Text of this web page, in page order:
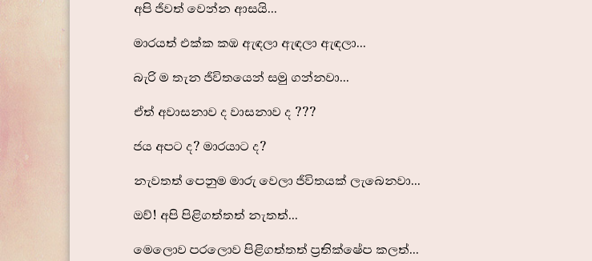
අපි ජීවත් වෙන්න ආසයි...
මාරයත් එක්ක කඹ ඇඳලා ඇඳලා ඇඳලා...
බැරි ම තැන ජීවිතයෙන් සමු ගන්නවා...
ඒත් අවාසනාව ද වාසනාව ද ???
ජය අපට ද? මාරයාට ද?
නැවතත් පෙනුම මාරු වෙලා ජීවිතයක් ලැබෙනවා...
ඔව්! අපි පිළිගත්තත් නැතත්...
මෙලොව පරලොව පිළිගත්තත් ප්‍රතික්ෂේප කලත්...